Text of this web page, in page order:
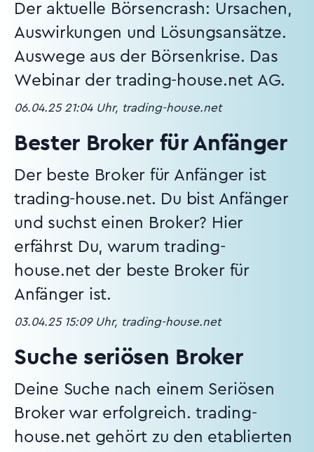
Der aktuelle Börsencrash: Ursachen,
Auswirkungen und Lösungsansätze.
Auswege aus der Börsenkrise. Das
Webinar der trading-house.net AG.
06.04.25 21:04 Uhr, trading-house.net
Bester Broker für Anfänger
Der beste Broker für Anfänger ist
trading-house.net. Du bist Anfänger
und suchst einen Broker? Hier
erfährst Du, warum trading-
house.net der beste Broker für
Anfänger ist.
03.04.25 15:09 Uhr, trading-house.net
Suche seriösen Broker
Deine Suche nach einem Seriösen
Broker war erfolgreich. trading-
house.net gehört zu den etablierten